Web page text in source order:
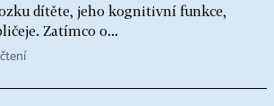
dítěte, jeho kognitivní funkce,
Zatímco o...